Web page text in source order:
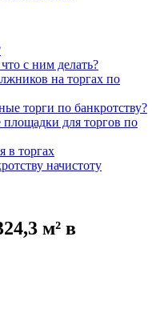
с ним делать?
на торгах по
торги по банкротству?
для торгов по
в торгах
начистоту
м² в